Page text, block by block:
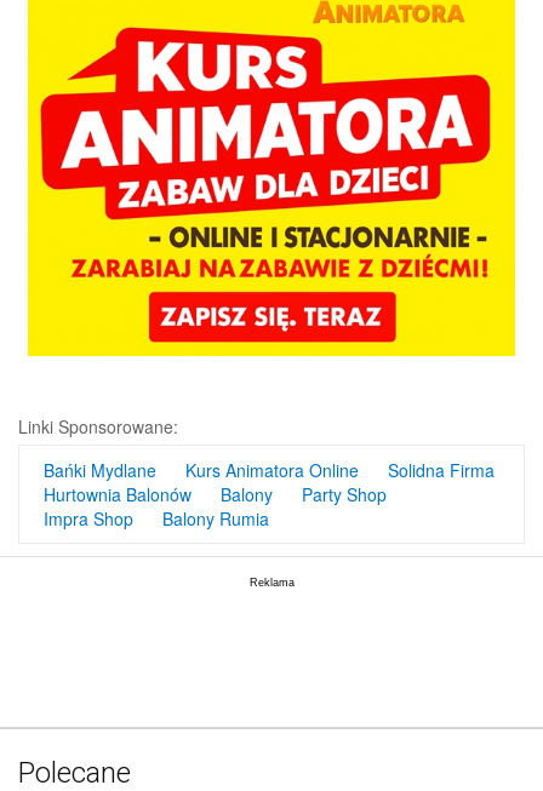
Linki Sponsorowane:
Bańki Mydlane
Kurs Animatora Online
Solidna Firma
Hurtownia Balonów
Balony
Party Shop
Impra Shop
Balony Rumia
Polecane